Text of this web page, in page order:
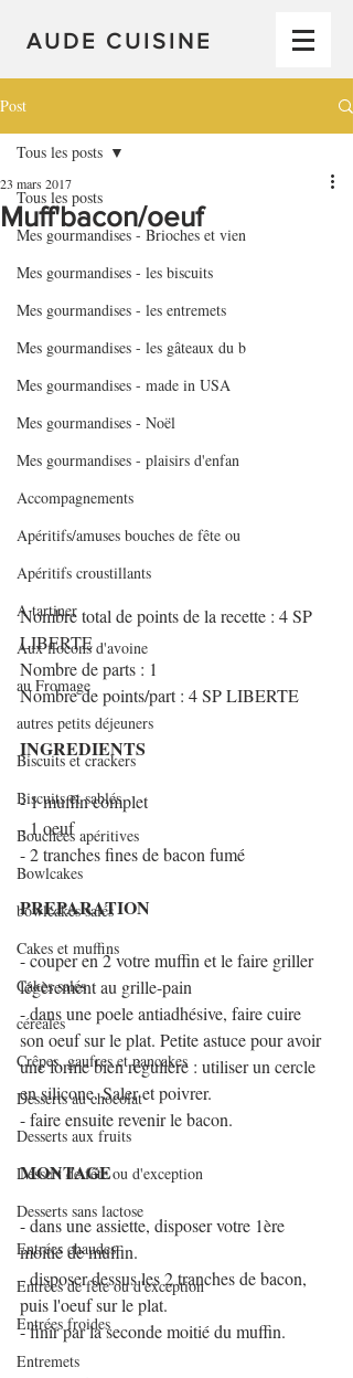
AUDE CUISINE
Post
Tous les posts
Mes gourmandises - Brioches et vien
Mes gourmandises - les biscuits
Mes gourmandises - les entremets
Mes gourmandises - les gâteaux du b
Mes gourmandises - made in USA
Mes gourmandises - Noël
Mes gourmandises - plaisirs d'enfan
Accompagnements
Apéritifs/amuses bouches de fête ou
Apéritifs croustillants
A tartiner
Aux flocons d'avoine
au Fromage
autres petits déjeuners
Biscuits et crackers
Biscuits et sablés
Bouchées apéritives
Bowlcakes
bowlcakes salés
Cakes et muffins
Cakes salés
céréales
Crêpes, gaufres et pancakes
Desserts au chocolat
Desserts aux fruits
Dessert de fête ou d'exception
Desserts sans lactose
Entrées chaudes
Entrées de fête ou d'exception
Entrées froides
Entremets
Tous les posts
Muff'bacon/oeuf
23 mars 2017
Nombre total de points de la recette : 4 SP
LIBERTE
Nombre de parts : 1
Nombre de points/part : 4 SP LIBERTE
INGREDIENTS
- 1 muffin complet
- 1 oeuf
- 2 tranches fines de bacon fumé
PREPARATION
- couper en 2 votre muffin et le faire griller
légèrement au grille-pain
- dans une poele antiadhésive, faire cuire
son oeuf sur le plat. Petite astuce pour avoir
une forme bien régulière : utiliser un cercle
en silicone. Saler et poivrer.
- faire ensuite revenir le bacon.
MONTAGE
- dans une assiette, disposer votre 1ère
moitié de muffin.
- disposer dessus les 2 tranches de bacon,
puis l'oeuf sur le plat.
- finir par la seconde moitié du muffin.